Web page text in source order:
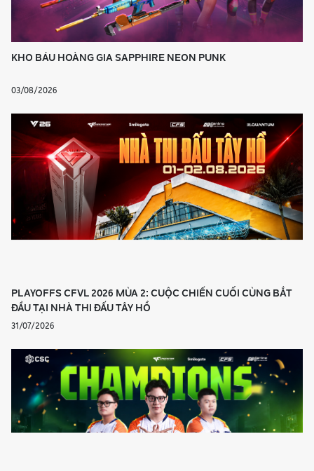
KHO BÁU HOÀNG GIA SAPPHIRE NEON PUNK
03/08/2026
PLAYOFFS CFVL 2026 MÙA 2: CUỘC CHIẾN CUỐI CÙNG BẮT
ĐẦU TẠI NHÀ THI ĐẤU TÂY HỒ
31/07/2026